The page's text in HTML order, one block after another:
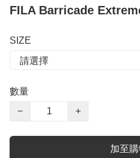
FILA Barricade
SIZE
數量
−
+
加至